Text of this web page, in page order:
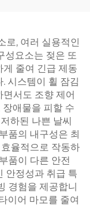
로, 여러 실용적인
성요소는 젖은 또
줄여 긴급 제동
시스템이 휠 잠김
서도 조향 제어
애물을 피할 수
하된 나쁜 날씨
품의 내구성은 최
율적으로 작동하
품이 다른 안전
안정성과 취급 특
경험을 제공합니
이어 마모를 줄여